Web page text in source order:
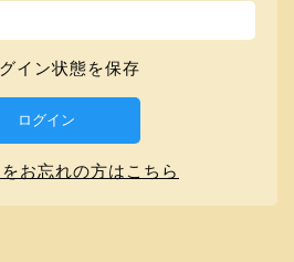
イン状態を保存
お忘れの方はこちら